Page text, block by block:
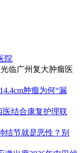
院
临广州复大肿瘤医
肿瘤为何“漏
医结合康复护理联
结节就是恶性？别